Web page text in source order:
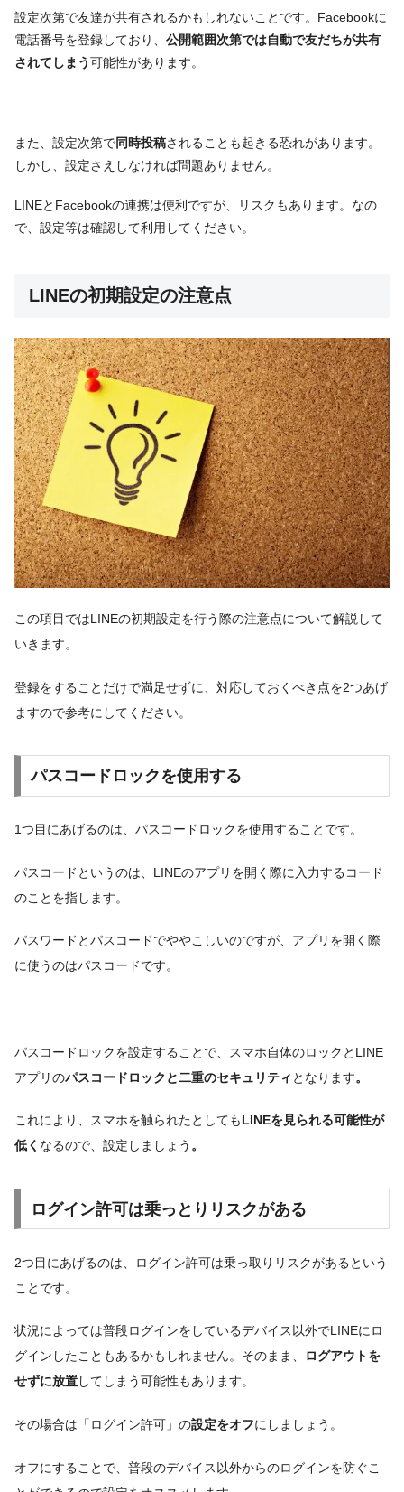
設定次第で友達が共有されるかもしれないことです。Facebookに
電話番号を登録しており、 公開範囲次第では自動で友だちが共有
されてしまう可能性があります。
また、設定次第で同時投稿されることも起きる恐れがあります。
しかし、設定さえしなければ問題ありません。
LINEとFacebookの連携は便利ですが、リスクもあります。なの
で、設定等は確認して利用してください。
LINEの初期設定の注意点
この項目ではLINEの初期設定を行う際の注意点について解説して
いきます。
登録をすることだけで満足せずに、対応しておくべき点を2つあげ
ますので参考にしてください。
パスコードロックを使用する
1つ目にあげるのは、パスコードロックを使用することです。
パスコードというのは、LINEのアプリを開く際に入力するコード
のことを指します。
パスワードとパスコードでややこしいのですが、アプリを開く際
に使うのはパスコードです。
パスコードロックを設定することで、スマホ自体のロックとLINE
アプリのパスコードロックと二重のセキュリティ となります。
これにより、スマホを触られたとしてもLINEを見られる可能性が
低く なるので、設定しましょう 。
ログイン許可は乗っとりリスクがある
2つ目にあげるのは、ログイン許可は乗っ取りリスクがあるという
ことです。
状況によっては普段ログインをしているデバイス以外でLINEにロ
グインしたこともあるかもしれません。そのまま、
ログアウトを
せずに放置してしまう可能性もあります。
その場合は「ログイン許可」の設定をオフにしましょう。
オフにすることで、普段のデバイス以外からのログインを防ぐこ